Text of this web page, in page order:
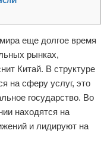
еще долгое время
рынках,
Китай. В структуре
на сферу услуг, это
государство. Во
находятся на
и лидируют на